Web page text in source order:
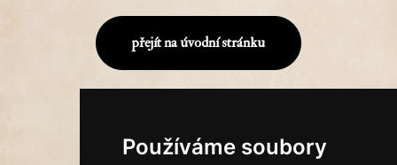
Používáme soubory
přejít na úvodní stránku